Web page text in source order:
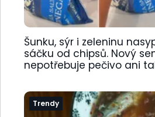
Šunku, sýr i zeleninu
sáčku od chipsů. Nový
nepotřebuje pečivo ani
Trendy